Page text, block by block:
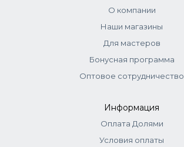
О компании
Наши магазины
Для мастеров
Бонусная программа
Оптовое сотрудничество
Информация
Оплата Долями
Условия оплаты